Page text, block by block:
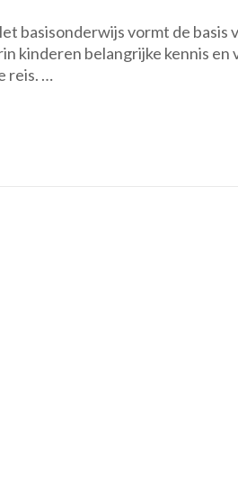
basisonderwijs vormt de basis
kinderen belangrijke kennis en
reis. …